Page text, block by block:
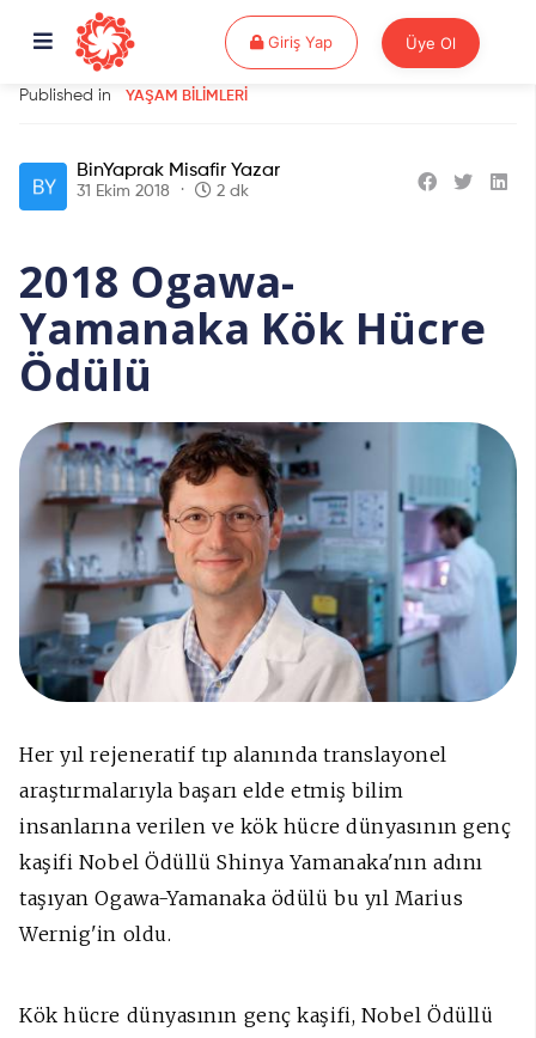
Giriş YapGiriş Yap Üye Ol
Published in YAŞAM BILIMLERI
BinYaprak Misafir Yazar
31 Ekim 2018 2 dk
2018 Ogawa-
Yamanaka Kök Hücre
Ödülü
Her yıl rejeneratif tıp alanında translayonel
araştırmalarıyla başarı elde etmiş bilim
insanlarına verilen ve kök hücre dünyasının genç
kaşifi Nobel Ödüllü Shinya Yamanaka'nın adını
taşıyan Ogawa-Yamanaka ödülü bu yıl Marius
Wernig'in oldu.
Kök hücre dünyasının genç kaşifi, Nobel Ödüllü